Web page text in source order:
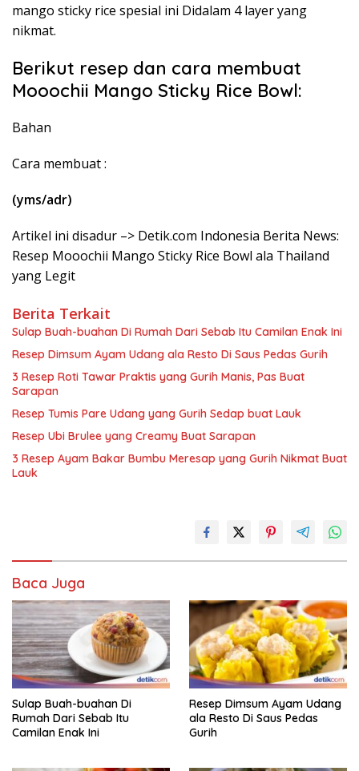
mango sticky rice spesial ini Didalam 4 layer yang
nikmat.
Berikut resep dan cara membuat
Mooochii Mango Sticky Rice Bowl:
Bahan
Cara membuat :
(yms/adr)
Artikel ini disadur –> Detik.com Indonesia Berita News:
Resep Mooochii Mango Sticky Rice Bowl ala Thailand
yang Legit
Berita Terkait
Sulap Buah-buahan Di Rumah Dari Sebab Itu Camilan Enak Ini
Resep Dimsum Ayam Udang ala Resto Di Saus Pedas Gurih
3 Resep Roti Tawar Praktis yang Gurih Manis, Pas Buat
Sarapan
Resep Tumis Pare Udang yang Gurih Sedap buat Lauk
Resep Ubi Brulee yang Creamy Buat Sarapan
3 Resep Ayam Bakar Bumbu Meresap yang Gurih Nikmat Buat
Lauk
Baca Juga
Sulap Buah-buahan Di
Rumah Dari Sebab Itu
Camilan Enak Ini
Resep Dimsum Ayam Udang
ala Resto Di Saus Pedas
Gurih